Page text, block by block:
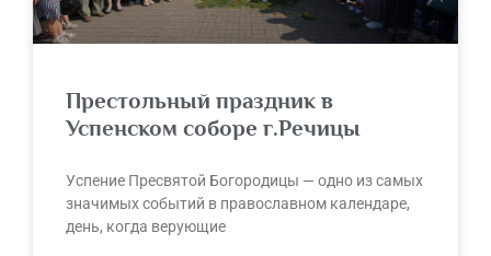
Престольный праздник в
Успенском соборе г.Речицы
Успение Пресвятой Богородицы — одно из самых
значимых событий в православном календаре,
день, когда верующие